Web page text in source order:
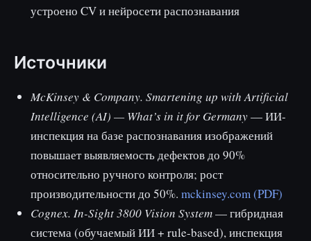
устроено CV и нейросети распознавания
Источники
McKinsey & Company. Smartening up with Artificial
Intelligence (AI) — What’s in it for Germany— ИИ-
инспекция на базе распознавания изображений
повышает выявляемость дефектов до 90%
относительно ручного контроля; рост
производительности до 50%. mckinsey.com (PDF)
Cognex. In-Sight 3800 Vision System— гибридная
система (обучаемый ИИ + rule-based), инспекция